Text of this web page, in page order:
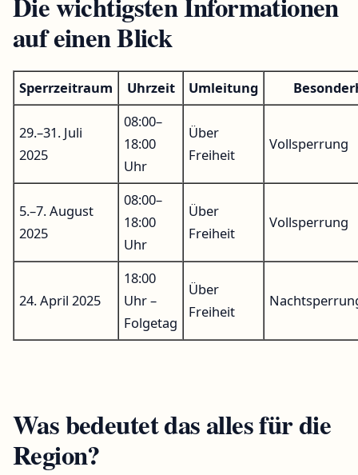
auf einen Blick
Sperrzeitraum Uhrzeit Umleitung
29.–31. Juli
2025
08:00–
18:00
Uhr
Über
Freiheit
Vollsperrung
5.–7. August
2025
08:00–
18:00
Uhr
Über
Freiheit
Vollsperrung
24. April 2025
18:00
Uhr –
Folgetag
Über
Freiheit
Was bedeutet das alles für die
Region?